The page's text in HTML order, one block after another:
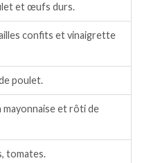
et œufs durs.
confits et vinaigrette
poulet.
mayonnaise et rôti de
tomates.